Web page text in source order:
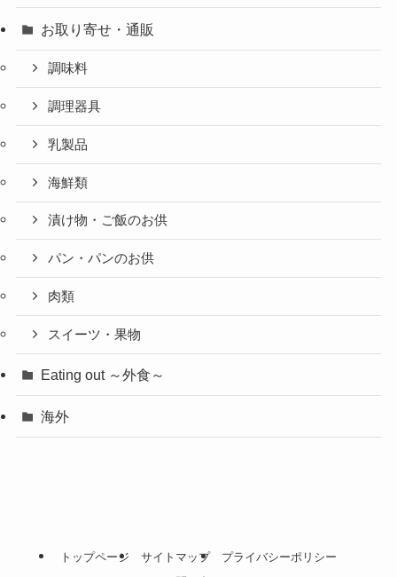
お取り寄せ・通販
調味料
調理器具
乳製品
海鮮類
漬け物・ご飯のお供
パン・パンのお供
肉類
スイーツ・果物
Eating out ～外食～
海外
トップページ サイトマップ
プライバシーポリシー